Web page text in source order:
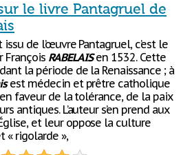
le livre Pantagruel de
de l’œuvre Pantagruel, c’est le
François RABELAISen 1532. Cette
la période de la Renaissance ; à
est médecin et prêtre catholique
faveur de la tolérance, de la paix
antiques. L’auteur s’en prend aux
et leur oppose la culture
« rigolarde »,